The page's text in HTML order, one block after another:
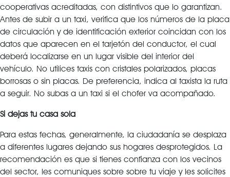
cooperativas acreditadas, con distintivos que lo garantizan.
Antes de subir a un taxi, verifica que los números de la placa
de circulación y de identificación exterior coincidan con los
datos que aparecen en el tarjetón del conductor, el cual
deberá localizarse en un lugar visible del interior del
vehículo. No utilices taxis con cristales polarizados, placas
borrosas o sin placas. De preferencia, indica al taxista la ruta
a seguir. No subas a un taxi si el chofer va acompañado.
Si dejas tu casa sola
Para estas fechas, generalmente, la ciudadanía se desplaza
a diferentes lugares dejando sus hogares desprotegidos. La
recomendación es que si tienes confianza con los vecinos
del sector, les comuniques sobre sobre tu viaje y les solicites